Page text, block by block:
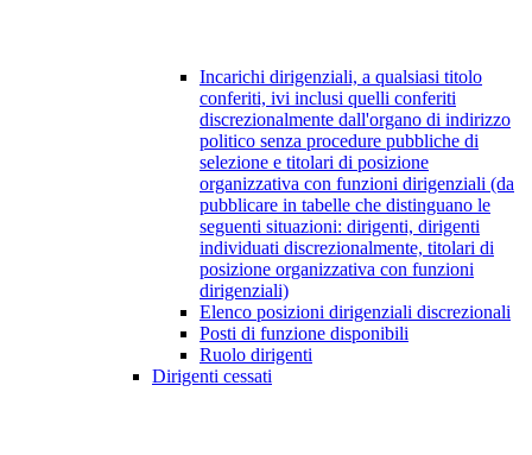
Incarichi dirigenziali, a qualsiasi titolo
conferiti, ivi inclusi quelli conferiti
discrezionalmente dall'organo di indirizzo
politico senza procedure pubbliche di
selezione e titolari di posizione
organizzativa con funzioni dirigenziali (da
pubblicare in tabelle che distinguano le
seguenti situazioni: dirigenti, dirigenti
individuati discrezionalmente, titolari di
posizione organizzativa con funzioni
dirigenziali)
Elenco posizioni dirigenziali discrezionali
Posti di funzione disponibili
Ruolo dirigenti
Dirigenti cessati